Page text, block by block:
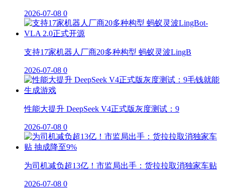
2026-07-08 0
支持17家机器人厂商20多种构型 蚂蚁灵波LingB
2026-07-08 0
性能大提升 DeepSeek V4正式版灰度测试：9
2026-07-08 0
为司机减负超13亿！市监局出手：货拉拉取消独家车贴
2026-07-08 0